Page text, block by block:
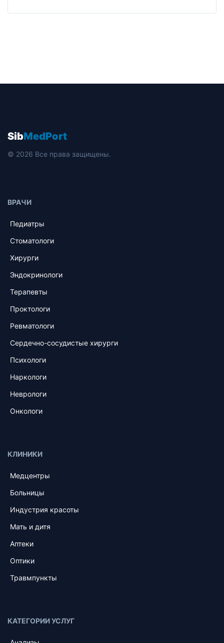
SibMedPort
© 2026 Все права защищены.
ВРАЧИ
Педиатры
Стоматологи
Хирурги
Эндокринологи
Терапевты
Проктологи
Ревматологи
Сердечно-сосудистые хирурги
Психологи
Наркологи
Неврологи
Онкологи
КЛИНИКИ
Медцентры
Больницы
Индустрия красоты
Мать и дитя
Аптеки
Оптики
Травмпункты
КАТЕГОРИИ УСЛУГ